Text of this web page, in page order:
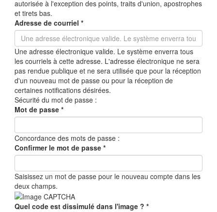
autorisée à l'exception des points, traits d'union, apostrophes
et tirets bas.
Adresse de courriel *
Une adresse électronique valide. Le système enverra tous
les courriels à cette adresse. L'adresse électronique ne sera
pas rendue publique et ne sera utilisée que pour la réception
d'un nouveau mot de passe ou pour la réception de
certaines notifications désirées.
Sécurité du mot de passe :
Mot de passe *
Concordance des mots de passe :
Confirmer le mot de passe *
Saisissez un mot de passe pour le nouveau compte dans les
deux champs.
Quel code est dissimulé dans l'image ? *